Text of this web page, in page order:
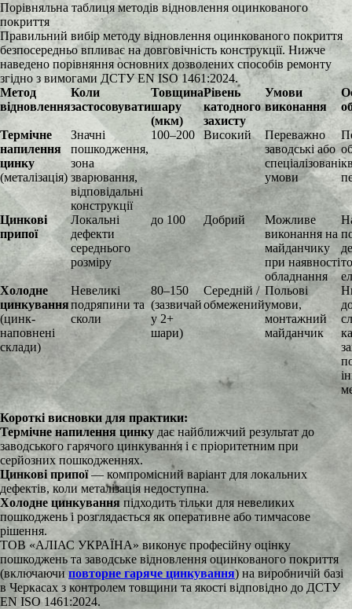
Порівняльна таблиця методів відновлення оцинкованого
покриття
Правильний вибір методу відновлення оцинкованого покриття
безпосередньо впливає на довговічність конструкції. Нижче
наведено порівняння основних дозволених способів ремонту
згідно з вимогами ДСТУ EN ISO 1461:2024.
Метод
відновлення
Коли
застосовувати
Товщина
шару
(мкм)
Рівень
катодного
захисту
Умови
виконання
Термічне
напилення
цинку
(металізація)
Значні
пошкодження,
зона
зварювання,
відповідальні
конструкції
100–200 Високий
Переважно
заводські або
спеціалізовані
умови
Цинкові
припої
Локальні
дефекти
середнього
розміру
до 100 Добрий
Можливе
виконання на
майданчику
при наявності
обладнання
Холодне
цинкування
(цинк-
наповнені
склади)
Невеликі
подряпини та
сколи
80–150
(зазвичай
у 2+
шари)
Середній /
обмежений
Польові
умови,
монтажний
майданчик
Короткі висновки для практики:
Термічне напилення цинку дає найближчий результат до
заводського гарячого цинкування і є пріоритетним при
серйозних пошкодженнях.
Цинкові припої— компромісний варіант для локальних
дефектів, коли металізація недоступна.
Холодне цинкування підходить тільки для невеликих
пошкоджень і розглядається як оперативне або тимчасове
рішення.
ТОВ «АЛІАС УКРАЇНА» виконує професійну оцінку
пошкоджень та заводське відновлення оцинкованого покриття
(включаючиповторне гаряче цинкування) на виробничій базі
в Черкасах з контролем товщини та якості відповідно до ДСТУ
EN ISO 1461:2024.